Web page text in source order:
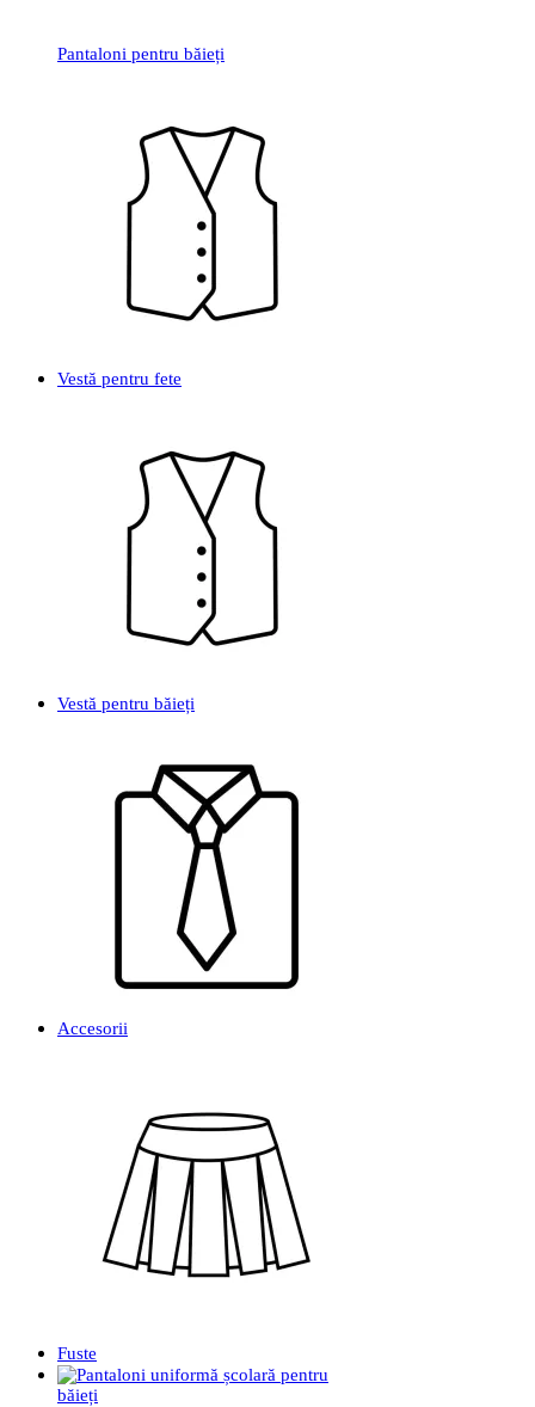
Pantaloni pentru băieți
Vestă pentru fete
Vestă pentru băieți
Accesorii
Fuste